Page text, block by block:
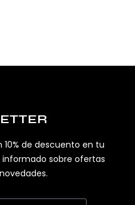
de descuento en tu
sobre ofertas